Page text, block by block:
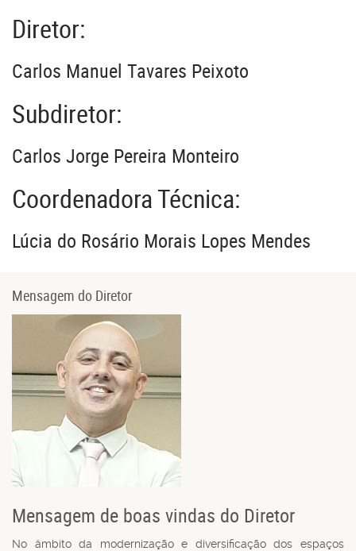
Diretor:
Carlos Manuel Tavares Peixoto
Subdiretor:
Carlos Jorge Pereira Monteiro
Coordenadora Técnica:
Lúcia do Rosário Morais Lopes Mendes
Mensagem do Diretor
Mensagem de boas vindas do Diretor
No âmbito da modernização e diversificação dos espaços